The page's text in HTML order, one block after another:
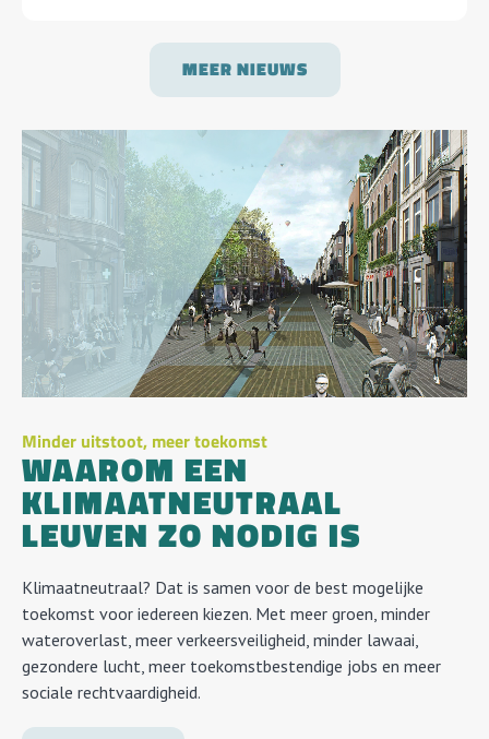
MEER NIEUWS
Minder uitstoot, meer toekomst
WAAROM EEN
KLIMAATNEUTRAAL
LEUVEN ZO NODIG IS
Klimaatneutraal? Dat is samen voor de best mogelijke
toekomst voor iedereen kiezen. Met meer groen, minder
wateroverlast, meer verkeersveiligheid, minder lawaai,
gezondere lucht, meer toekomstbestendige jobs en meer
sociale rechtvaardigheid.